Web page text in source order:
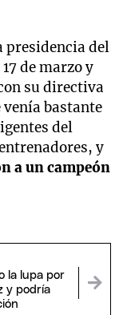
presidencia del
de marzo y
su directiva
venía bastante
del
y
a un campeón
la lupa por
y podría